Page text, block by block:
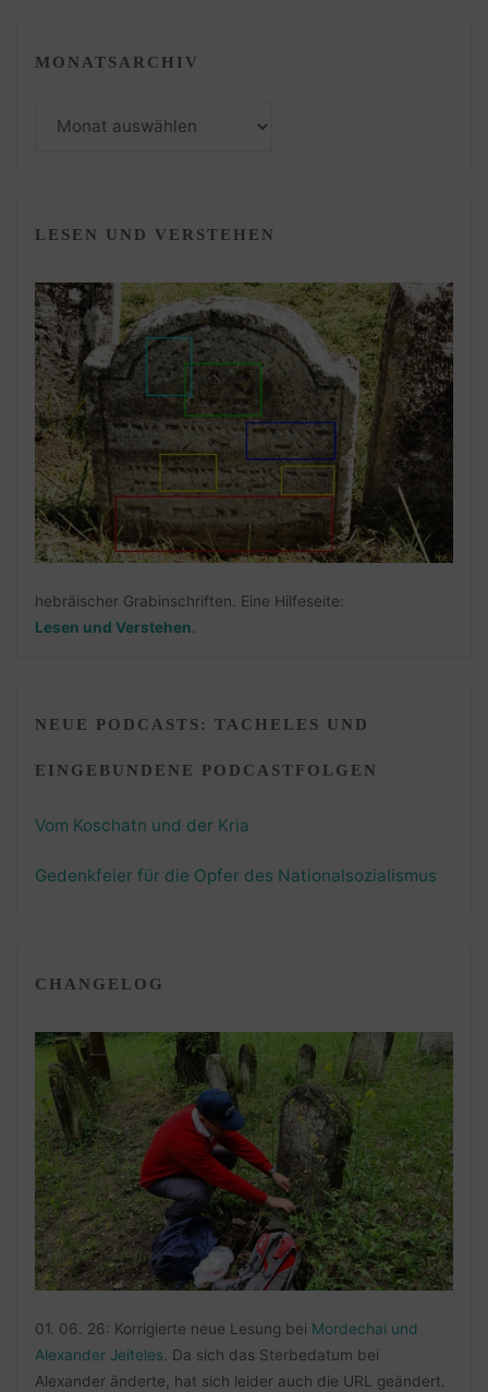
MONATSARCHIV
Monatsarchiv
LESEN UND VERSTEHEN
hebräischer Grabinschriften. Eine Hilfeseite:
Lesen und Verstehen
NEUE PODCASTS: TACHELES UND
EINGEBUNDENE PODCASTFOLGEN
Vom Koschatn und der Kria
Gedenkfeier für die Opfer des Nationalsozialismus
CHANGELOG
01. 06. 26: Korrigierte neue Lesung bei Mordechai und
Alexander Jeiteles. Da sich das Sterbedatum bei
Alexander änderte, hat sich leider auch die URL geändert.